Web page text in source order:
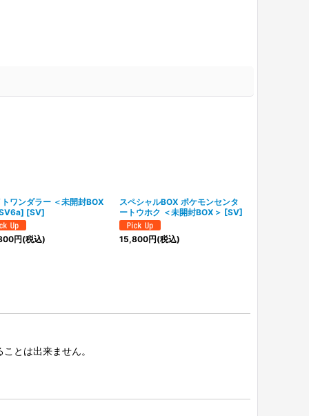
ワンダラー ＜未開封BOX
[SV]
円(税込)
スペシャルBOX ポケモンセンタ
ートウホク ＜未開封BOX＞ [SV]
15,800円(税込)
とは出来ません。